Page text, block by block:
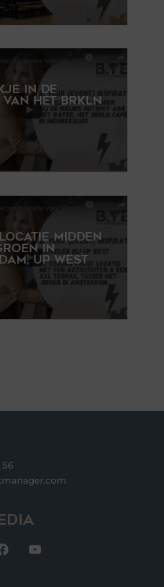
in de
het BRKLN
midden
in
UP west
56